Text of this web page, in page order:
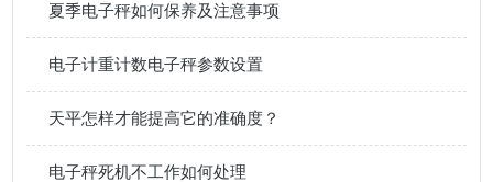
夏季电子秤如何保养及注意事项
电子计重计数电子秤参数设置
天平怎样才能提高它的准确度？
电子秤死机不工作如何处理